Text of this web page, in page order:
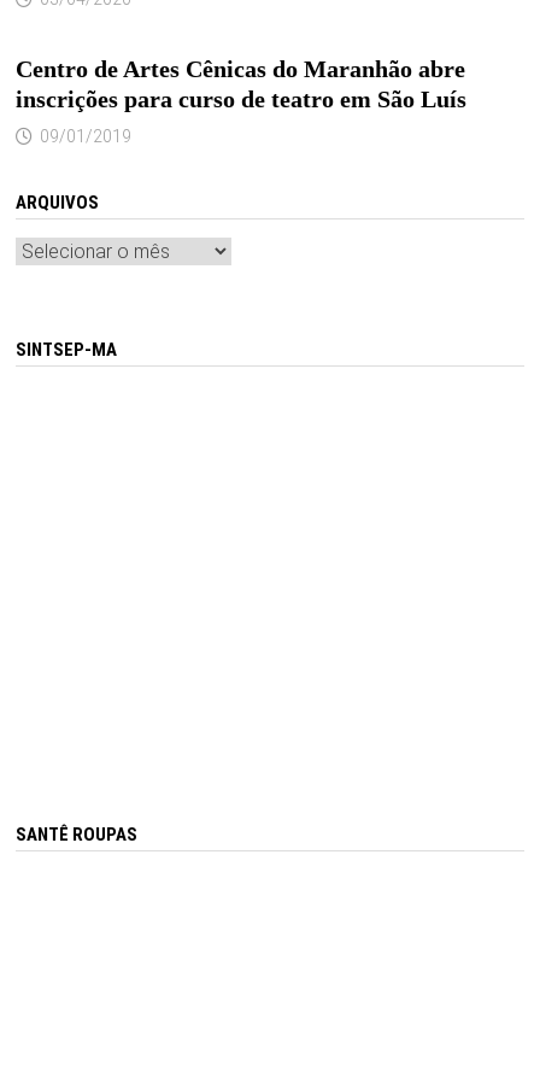
Centro de Artes Cênicas do Maranhão abre
inscrições para curso de teatro em São Luís
09/01/2019
ARQUIVOS
Arquivos
SINTSEP-MA
SANTÊ ROUPAS